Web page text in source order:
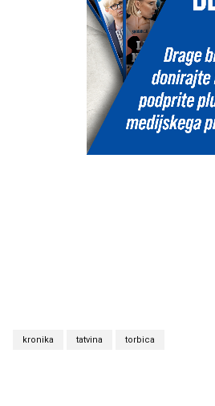
kronika tatvina torbica